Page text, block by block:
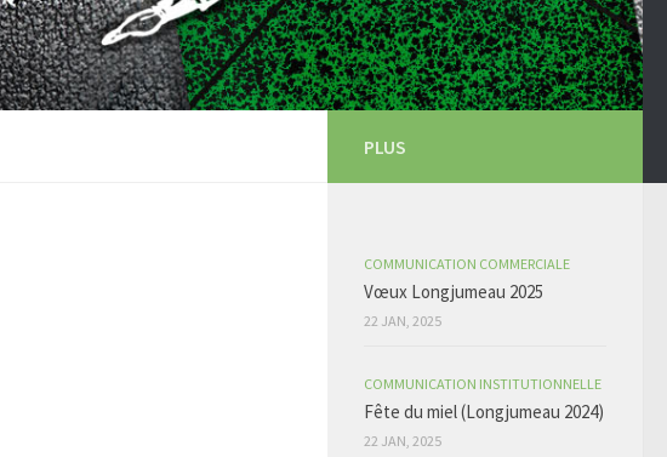
PLUS
COMMUNICATION COMMERCIALE
Vœux Longjumeau 2025
22 JAN, 2025
COMMUNICATION INSTITUTIONNELLE
Fête du miel (Longjumeau 2024)
22 JAN, 2025